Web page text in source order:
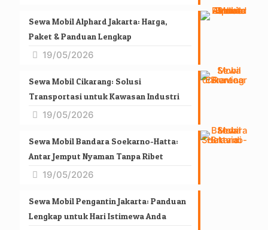
Sewa Mobil Alphard Jakarta: Harga,
Paket & Panduan Lengkap
19/05/2026
Sewa Mobil Cikarang: Solusi
Transportasi untuk Kawasan Industri
19/05/2026
Sewa Mobil Bandara Soekarno-Hatta:
Antar Jemput Nyaman Tanpa Ribet
19/05/2026
Sewa Mobil Pengantin Jakarta: Panduan
Lengkap untuk Hari Istimewa Anda